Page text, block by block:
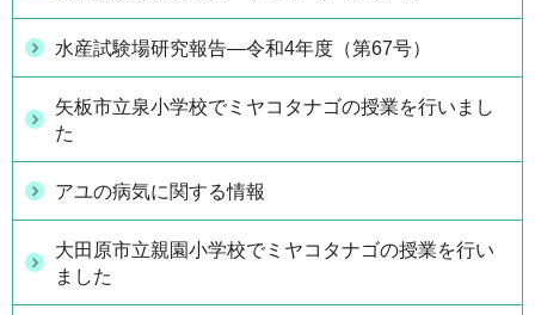
水産試験場研究報告―令和4年度（第67号）
矢板市立泉小学校でミヤコタナゴの授業を行いまし
た
アユの病気に関する情報
大田原市立親園小学校でミヤコタナゴの授業を行い
ました